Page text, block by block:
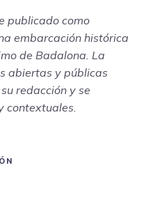
publicado como
embarcación histórica
de Badalona. La
abiertas y públicas
redacción y se
contextuales.